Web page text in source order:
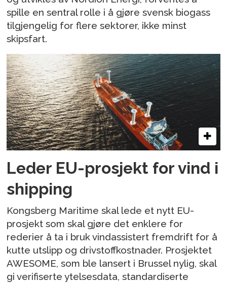
spille en sentral rolle i å gjøre svensk biogass
tilgjengelig for flere sektorer, ikke minst
skipsfart.
Leder EU-prosjekt for vind i
shipping
Kongsberg Maritime skal lede et nytt EU-
prosjekt som skal gjøre det enklere for
rederier å ta i bruk vindassistert fremdrift for å
kutte utslipp og drivstoffkostnader. Prosjektet
AWESOME, som ble lansert i Brussel nylig, skal
gi verifiserte ytelsesdata, standardiserte